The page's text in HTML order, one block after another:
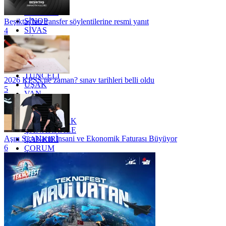
SAKARYA
SİNOP
SİVAS
SİİRT
TEKİRDAĞ
TOKAT
TRABZON
TUNCELİ
UŞAK
VAN
YALOVA
YOZGAT
ZONGULDAK
ÇANAKKALE
ÇANKIRI
ÇORUM
İSTANBUL
İZMİR
ŞANLIURFA
ŞIRNAK
Beşiktaş'tan transfer söylentilerine resmi yanıt
4
2026 KPSS ne zaman? sınav tarihleri belli oldu
5
Aşırı Sıcakların İnsani ve Ekonomik Faturası Büyüyor
6